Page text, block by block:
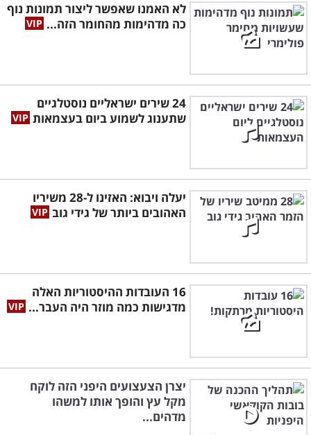
לא האמנו שאפשר ליצור תמונות נוף
כה מדהימות מהחומר הזה...
24 שירים ישראליים נוסטלגיים
שתענוג לשמוע ביום בעצמאות
יעלה ויבוא: האזינו ל-28 משיריו
האהובים ביותר של גידי גוב
16 העובדות ההיסטוריות האלה
מדגישות כמה מוזר היה העבר...
יצרן הצעצועים היפני הזה לוקח
מקל עץ והופך אותו למשהו
מדהים...